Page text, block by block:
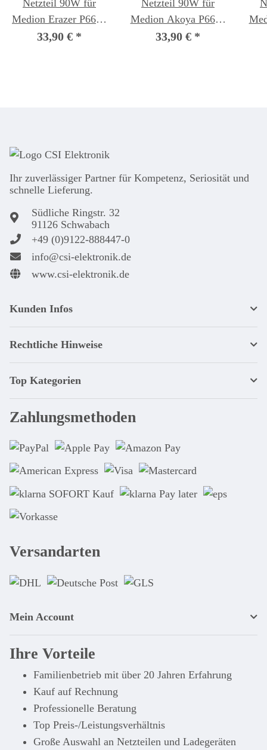
Netzteil 90W für
Medion Erazer P6661
(MD99873) Notebook
33,90 € *
Netzteil 90W für
Medion Akoya P6647
(MD99026) Notebook
33,90 € *
Ihr zuver­läs­siger Partner für Kom­pe­tenz, Seri­osi­tät und
schnel­le Lie­ferung.
Südliche Ringstr. 32
91126 Schwabach
+49 (0)9122-888447-0
info@csi-elektronik.de
www.csi-elektronik.de
Kunden Infos
Rechtliche Hinweise
Top Kategorien
Zahlungsmethoden
Versandarten
Mein Account
Ihre Vorteile
Familienbetrieb mit über 20 Jahren Erfahrung
Kauf auf Rechnung
Professionelle Beratung
Top Preis-/Leistungsverhältnis
Große Auswahl an Netzteilen und Ladegeräten